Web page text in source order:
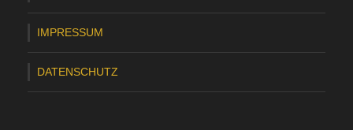
IMPRESSUM
DATENSCHUTZ